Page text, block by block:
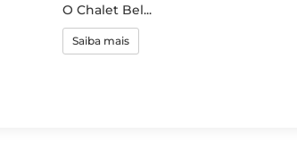
O Chalet Bel...
Saiba mais